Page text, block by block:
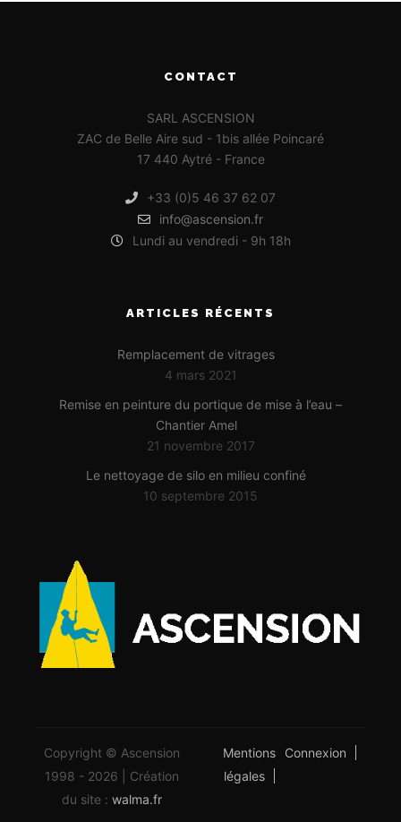
CONTACT
SARL ASCENSION
ZAC de Belle Aire sud - 1bis allée Poincaré
17 440 Aytré - France
+33 (0)5 46 37 62 07
info@ascension.fr
Lundi au vendredi - 9h 18h
ARTICLES RÉCENTS
Remplacement de vitrages
4 mars 2021
Remise en peinture du portique de mise à l’eau –
Chantier Amel
21 novembre 2017
Le nettoyage de silo en milieu confiné
10 septembre 2015
Copyright © Ascension
1998 - 2026 | Création
du site : walma.fr
Mentions
légales
Connexion